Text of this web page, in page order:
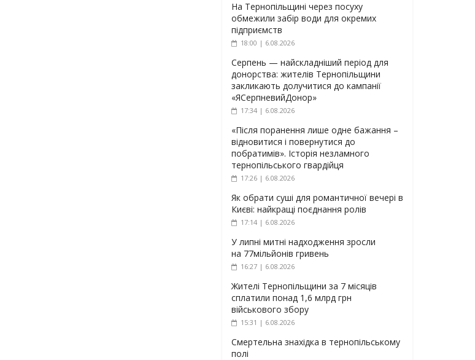
На Тернопільщині через посуху
обмежили забір води для окремих
підприємств
18:00 | 6.08.2026
Серпень — найскладніший період для
донорства: жителів Тернопільщини
закликають долучитися до кампанії
«ЯСерпневийДонор»
17:34 | 6.08.2026
«Після поранення лише одне бажання –
відновитися і повернутися до
побратимів». Історія незламного
тернопільського гвардійця
17:26 | 6.08.2026
Як обрати суші для романтичної вечері в
Києві: найкращі поєднання ролів
17:14 | 6.08.2026
У липні митні надходження зросли
на 77мільйонів гривень
16:27 | 6.08.2026
Жителі Тернопільщини за 7 місяців
сплатили понад 1,6 млрд грн
військового збору
15:31 | 6.08.2026
Смертельна знахідка в тернопільському
полі